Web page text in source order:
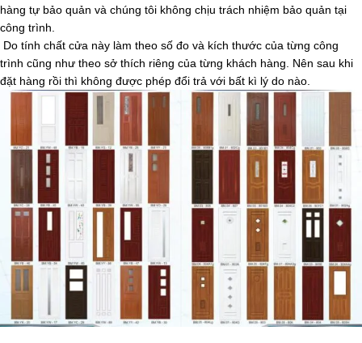
hàng tự bảo quản và chúng tôi không chịu trách nhiệm bảo quản tại
công trình.
Do tính chất cửa này làm theo số đo và kích thước của từng công
trình cũng như theo sở thích riêng của từng khách hàng. Nên sau khi
đặt hàng rồi thì không được phép đổi trả với bất kì lý do nào.